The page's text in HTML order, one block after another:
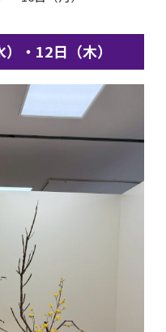
12日（木）